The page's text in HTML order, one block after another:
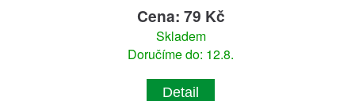
Cena: 79 Kč
Skladem
Doručíme do: 12.8.
Detail